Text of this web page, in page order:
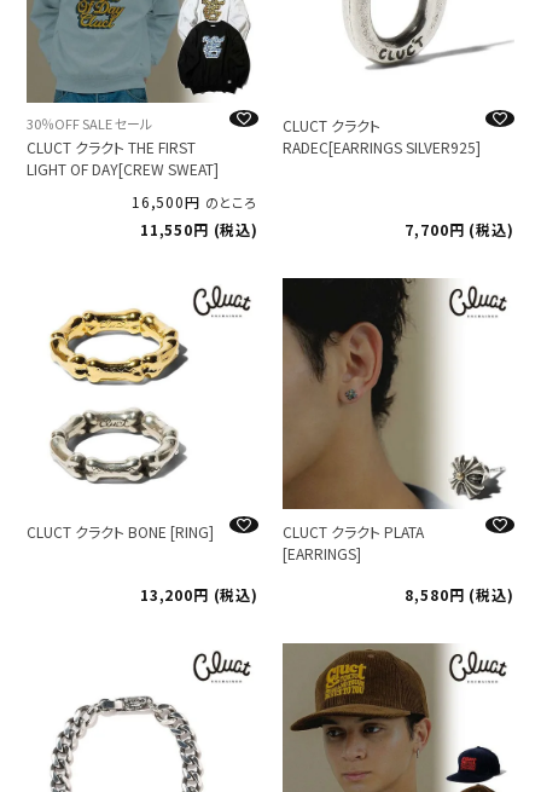
30％OFF SALE セール
CLUCT クラクト THE FIRST
LIGHT OF DAY[CREW SWEAT]
16,500
のところ
11,550 税込
CLUCT クラクト
RADEC[EARRINGS SILVER925]
7,700 税込
CLUCT クラクト BONE [RING]
13,200 税込
CLUCT クラクト PLATA
[EARRINGS]
8,580
税込